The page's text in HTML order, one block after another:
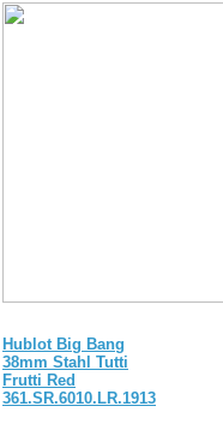
Hublot Big Bang
38mm Stahl Tutti
Frutti Red
361.SR.6010.LR.1913